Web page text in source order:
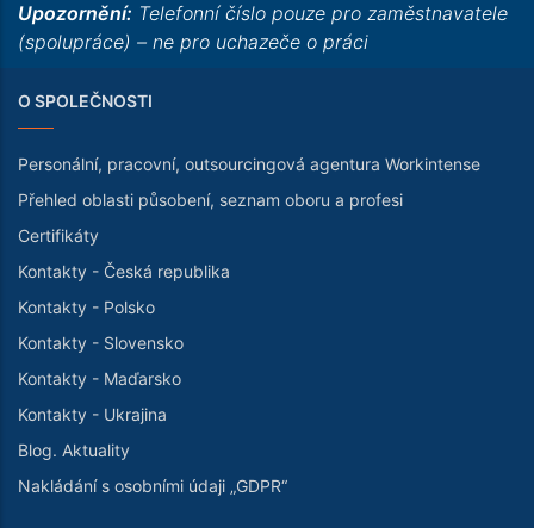
Upozornění: Telefonní číslo pouze pro zaměstnavatele
(spolupráce) – ne pro uchazeče o práci
O SPOLEČNOSTI
Personální, pracovní, outsourcingová agentura Workintense
Přehled oblasti působení, seznam oboru a profesi
Certifikáty
Kontakty - Česká republika
Kontakty - Polsko
Kontakty - Slovensko
Kontakty - Maďarsko
Kontakty - Ukrajina
Blog. Aktuality
Nakládání s osobními údaji „GDPR“